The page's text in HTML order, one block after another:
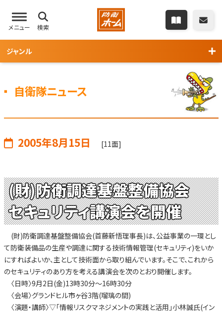
メニュー 検索
ジャンル
自衛隊ニュース
2005年8月15日 [11面]
(財)防衛調達基盤整備協会
セキュリティ講演会を開催
(財)防衛調達基盤整備協会(首藤新悟理事長)は、公益事業の一環とし
て防衛装備品の生産や調達に関する技術情報管理(セキュリティ)をいか
にすればよいか、主として技術面から取り組んでいます。そこで、これから
のセキュリティのあり方を考える講演会を次のとおり開催します。
〈日時〉9月2日(金)13時30分～16時30分
〈会場〉グランドヒル市ヶ谷3階(瑠璃の間)
〈演題・講師〉▽「情報リスクマネジメントの実践と活用」小林誠氏(イン